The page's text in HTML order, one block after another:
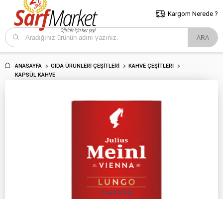
5000 TL ve Üzeri Alışverişlerde İstanbul İçi Kargo Bedava!
ve Trakya İçin Tıklayın..
Kargom Nerede ?
ANASAYFA GIDA ÜRÜNLERI ÇEŞITLERI
KAHVE ÇEŞITLERI
KAPSÜL KAHVE